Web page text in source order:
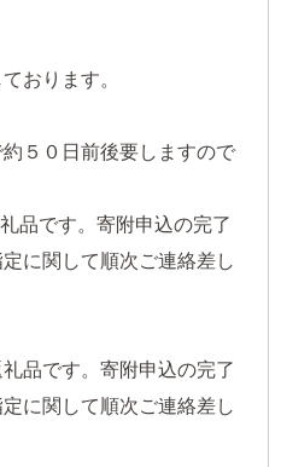
おります。
５０日前後要しますので
品です。寄附申込の完了
に関して順次ご連絡差し
品です。寄附申込の完了
に関して順次ご連絡差し